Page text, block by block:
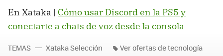
En Xataka | Cómo usar Discord en la PS5 y
conectarte a chats de voz desde la consola
TEMAS Xataka Selección Ver ofertas de tecnología